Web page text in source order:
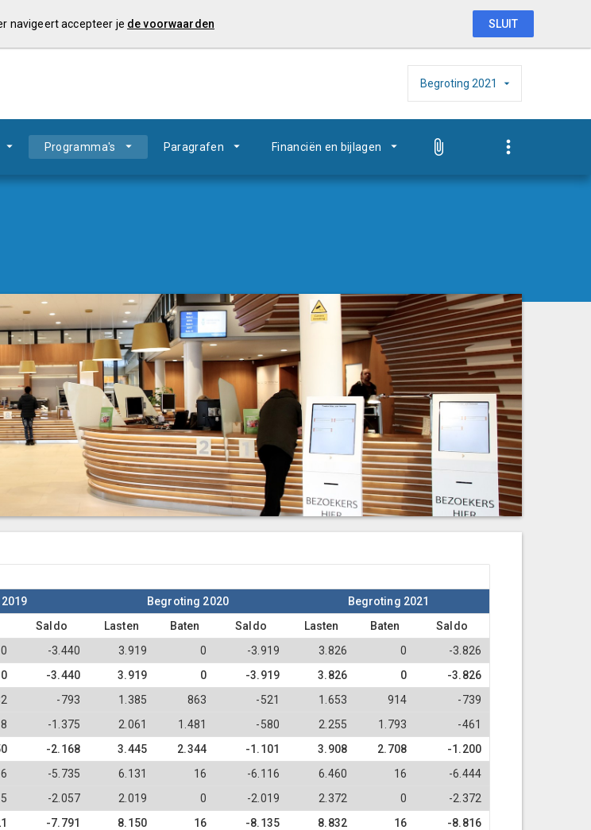
Begroting 2021
Programma's Paragrafen Financiën en bijlagen
Begroting 2020
Begroting 2021
Saldo Lasten Baten Saldo Lasten Baten
Saldo
0 -3.440 3.919 0 -3.919 3.826 0
-3.826
0 -3.440 3.919 0 -3.919 3.826 0
-3.826
-793 1.385 863 -521 1.653 914
-739
-1.375 2.061 1.481 -580 2.255 1.793
-461
-2.168 3.445 2.344 -1.101 3.908 2.708
-1.200
-5.735 6.131 16 -6.116 6.460 16
-6.444
5 -2.057 2.019 0 -2.019 2.372 0
-2.372
-7.791 8.150 16 -8.135 8.832 16
-8.816
navigeert accepteer je de voorwaarden SLUIT